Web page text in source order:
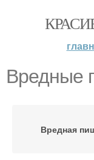
Вредные
Вредная